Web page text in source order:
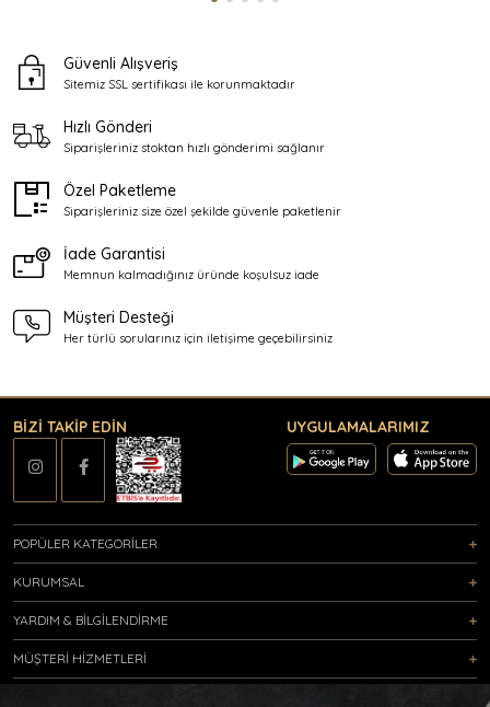
Güvenli Alışveriş
Sitemiz SSL sertifikası ile korunmaktadır
Hızlı Gönderi
Siparişleriniz stoktan hızlı gönderimi sağlanır
Özel Paketleme
Siparişleriniz size özel şekilde güvenle paketlenir
İade Garantisi
Memnun kalmadığınız üründe koşulsuz iade
Müşteri Desteği
Her türlü sorularınız için iletişime geçebilirsiniz
BİZİ TAKİP EDİN UYGULAMALARIMIZ
POPÜLER KATEGORİLER
KURUMSAL
YARDIM & BİLGİLENDİRME
MÜŞTERİ HİZMETLERİ